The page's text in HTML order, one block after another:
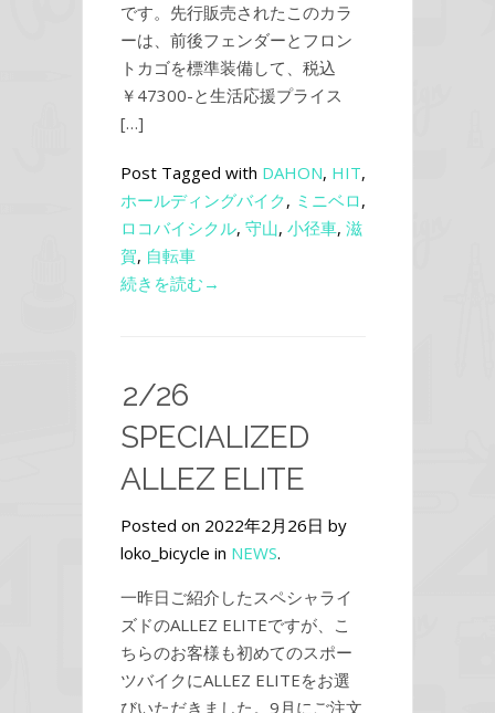
です。先行販売されたこのカラ
ーは、前後フェンダーとフロン
トカゴを標準装備して、税込
￥47300-と生活応援プライス
[…]
Post Tagged with DAHON, HIT,
ホールディングバイク, ミニベロ,
ロコバイシクル, 守山, 小径車, 滋
賀, 自転車
続きを読む→
2/26
SPECIALIZED
ALLEZ ELITE
Posted on 2022年2月26日 by
loko_bicycle in NEWS.
一昨日ご紹介したスペシャライ
ズドのALLEZ ELITEですが、こ
ちらのお客様も初めてのスポー
ツバイクにALLEZ ELITEをお選
びいただきました。9月にご注文